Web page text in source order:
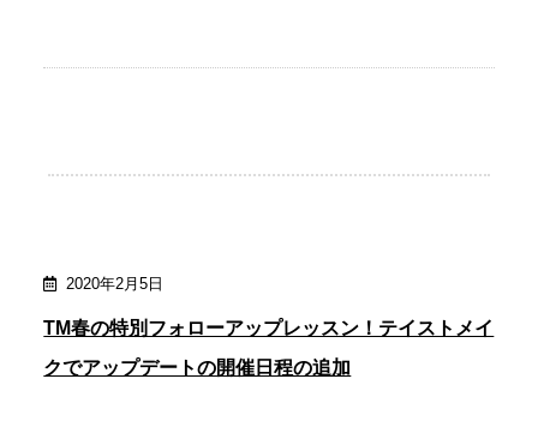
2020年2月5日
TM春の特別フォローアップレッスン！テイストメイ
クでアップデートの開催日程の追加